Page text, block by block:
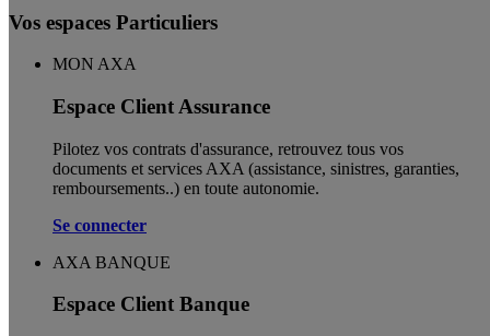
Vos espaces Particuliers
MON AXA
Espace Client Assurance
Pilotez vos contrats d'assurance, retrouvez tous vos
documents et services AXA (assistance, sinistres, garanties,
remboursements..) en toute autonomie. ​
Se connecter
AXA BANQUE
Espace Client Banque